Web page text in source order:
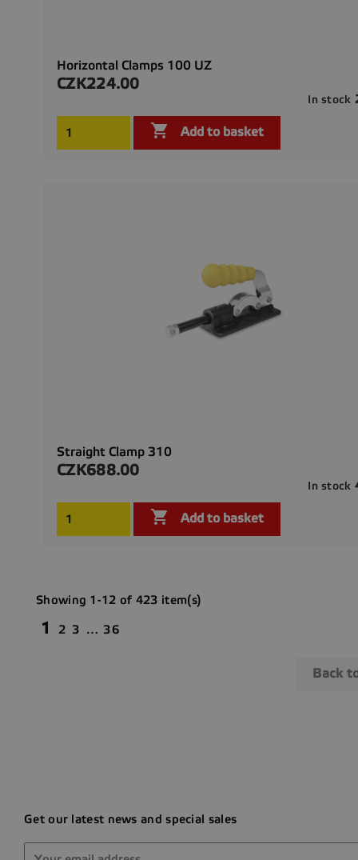
Horizontal Clamps 100 UZ
Price
CZK224.00
In stock
 Add to basket
Straight Clamp 310
Price
CZK688.00
In stock
 Add to basket
Showing 1-12 of 423 item(s)
1 2 3 … 36
Back
Get our latest news and special sales